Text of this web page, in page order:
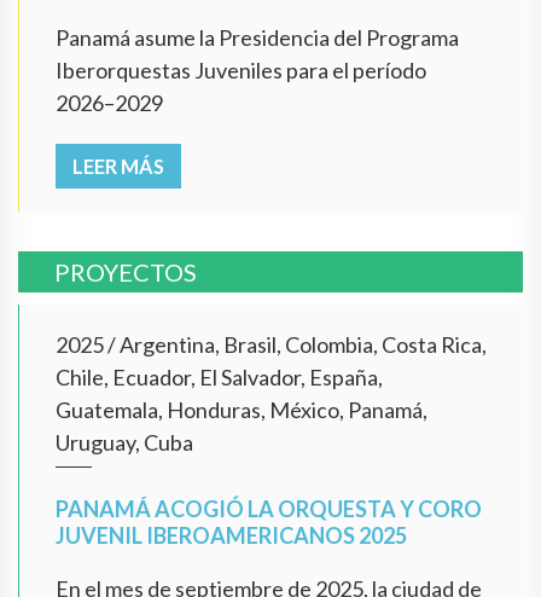
Panamá asume la Presidencia del Programa
Iberorquestas Juveniles para el período
2026–2029
LEER MÁS
PROYECTOS
2025/Argentina, Brasil, Colombia, Costa Rica,
Chile, Ecuador, El Salvador, España,
Guatemala, Honduras, México, Panamá,
Uruguay, Cuba
PANAMÁ ACOGIÓ LA ORQUESTA Y CORO
JUVENIL IBEROAMERICANOS 2025
En el mes de septiembre de 2025, la ciudad de